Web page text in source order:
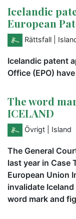
Icelandic
European
Rättsfall |
Icelandic patent
Office (EPO)
The word
ICELAND
Övrigt | Island
The General
last year in Case
European Union
invalidate
word mark and